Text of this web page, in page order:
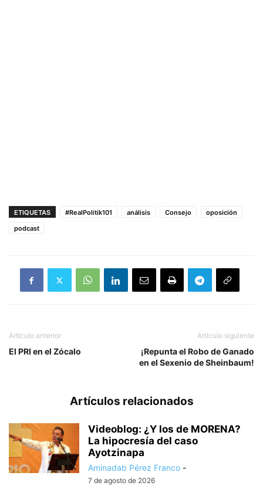
ETIQUETAS #RealPolitik101 análisis Consejo
oposición
podcast
Artículo anterior
El PRI en el Zócalo
Artículo siguiente
¡Repunta el Robo de Ganado
en el Sexenio de Sheinbaum!
Artículos relacionados
Videoblog: ¿Y los de MORENA?
La hipocresía del caso
Ayotzinapa
Aminadab Pérez Franco -
7 de agosto de 2026